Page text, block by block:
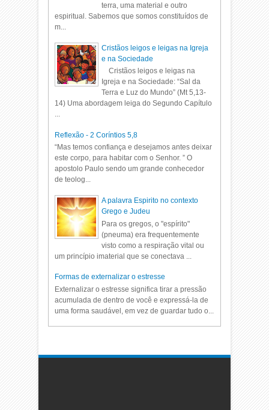
terra, uma material e outro
espiritual. Sabemos que somos constituídos de
m...
Cristãos leigos e leigas na Igreja
e na Sociedade
Cristãos leigos e leigas na
Igreja e na Sociedade: “Sal da
Terra e Luz do Mundo” (Mt 5,13-
14) Uma abordagem leiga do Segundo Capítulo
...
Reflexão - 2 Coríntios 5,8
“Mas temos confiança e desejamos antes deixar
este corpo, para habitar com o Senhor. ” O
apostolo Paulo sendo um grande conhecedor
de teolog...
A palavra Espirito no contexto
Grego e Judeu
Para os gregos, o "espírito"
(pneuma) era frequentemente
visto como a respiração vital ou
um princípio imaterial que se conectava ...
Formas de externalizar o estresse
Externalizar o estresse significa tirar a pressão
acumulada de dentro de você e expressá-la de
uma forma saudável, em vez de guardar tudo o...